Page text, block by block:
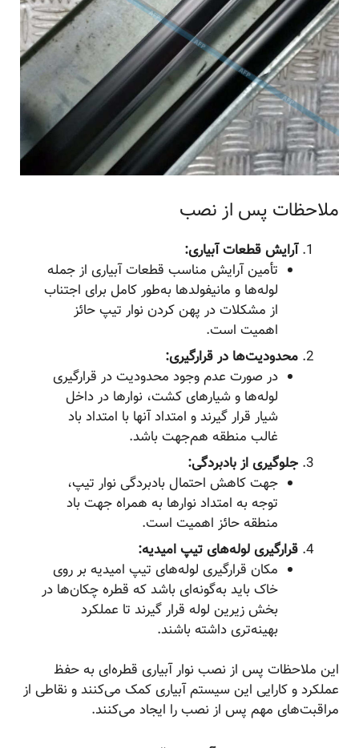
ملاحظات پس از نصب
آرایش قطعات آبیاری:
تأمین آرایش مناسب قطعات آبیاری از جمله
لوله‌ها و مانیفولدها به‌طور کامل برای اجتناب
از مشکلات در پهن کردن نوار تیپ حائز
اهمیت است.
محدودیت‌ها در قرارگیری:
در صورت عدم وجود محدودیت در قرارگیری
لوله‌ها و شیارهای کشت، نوارها در داخل
شیار قرار گیرند و امتداد آنها با امتداد باد
غالب منطقه هم‌جهت باشد.
جلوگیری از بادبردگی:
جهت کاهش احتمال بادبردگی نوار تیپ،
توجه به امتداد نوارها به همراه جهت باد
منطقه حائز اهمیت است.
قرارگیری لوله‌های تیپ امیدیه:
مکان قرارگیری لوله‌های تیپ امیدیه بر روی
خاک باید به‌گونه‌ای باشد که قطره چکان‌ها در
بخش زیرین لوله قرار گیرند تا عملکرد
بهینه‌تری داشته باشند.
این ملاحظات پس از نصب نوار آبیاری قطره‌ای به حفظ
عملکرد و کارایی این سیستم آبیاری کمک می‌کنند و نقاطی از
مراقبت‌های مهم پس از نصب را ایجاد می‌کنند.